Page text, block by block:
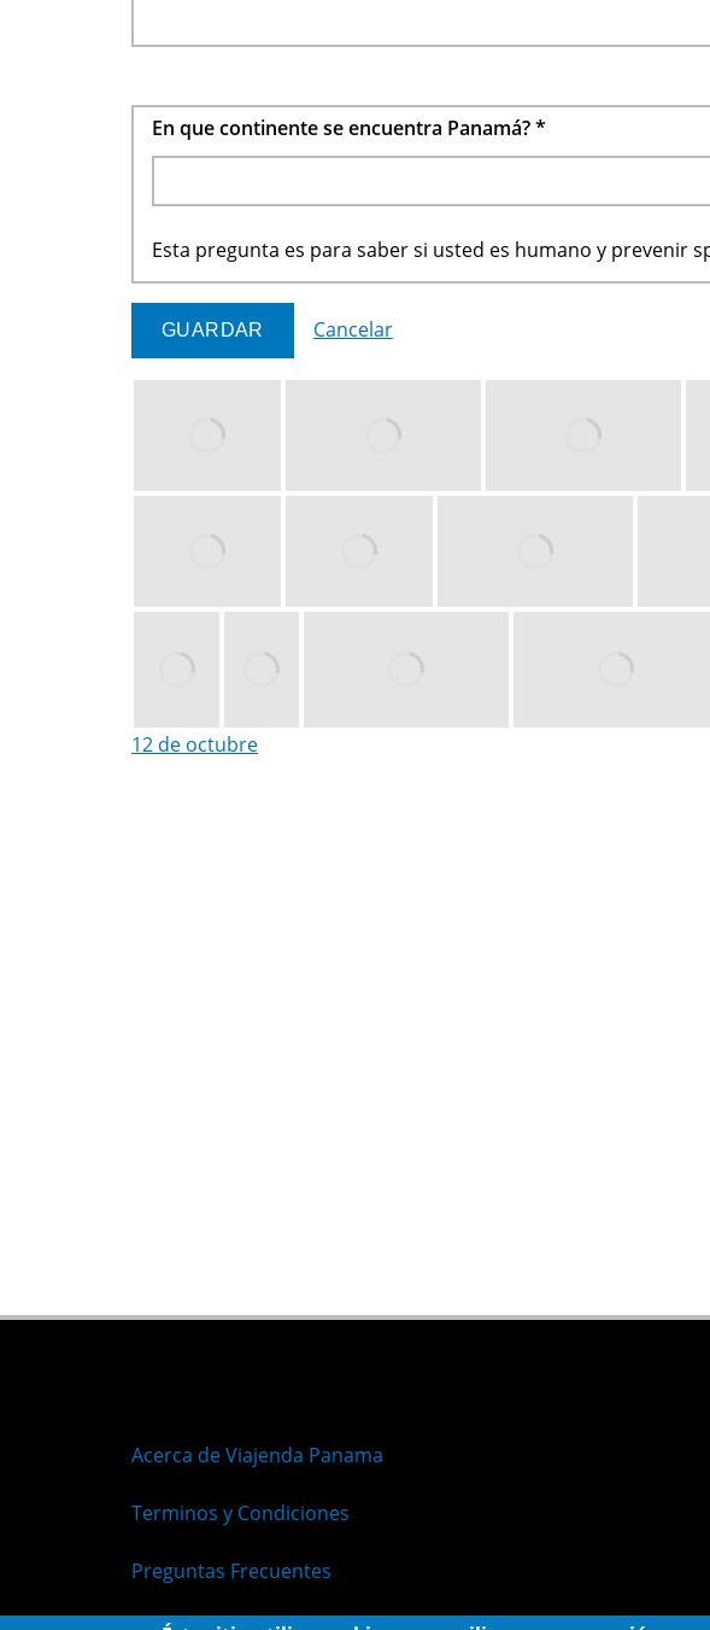
En que continente se encuentra Panamá?*
Esta pregunta es para saber si usted es humano y prevenir
Cancelar
12 de octubre
Acerca de Viajenda Panama
Terminos y Condiciones
Preguntas Frecuentes